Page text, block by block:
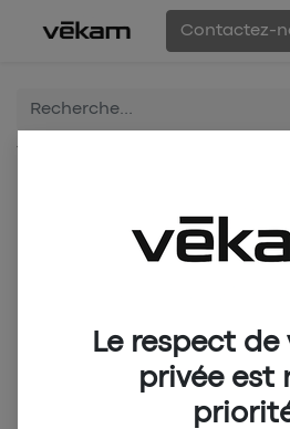
Contactez-
Le respect de
privée est